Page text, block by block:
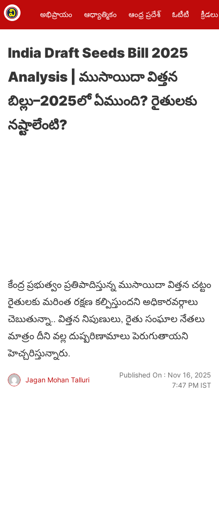
అభిప్రాయం ఆధ్యాత్మికం ఆంధ్ర ప్రదేశ్ ఓటీటీ క్రీడలు
India Draft Seeds Bill 2025
Analysis | ముసాయిదా విత్తన
బిల్లు–2025లో ఏముంది? రైతులకు
నష్టాలేంటి?
కేంద్ర ప్రభుత్వం ప్రతిపాదిస్తున్న ముసాయిదా విత్తన చట్టం
రైతులకు మరింత రక్షణ కల్పిస్తుందని అధికారవర్గాలు
చెబుతున్నా.. విత్తన నిపుణులు, రైతు సంఘాల నేతలు
మాత్రం దీని వల్ల దుష్పరిణామాలు పెరుగుతాయని
హెచ్చరిస్తున్నారు.
Jagan Mohan Talluri
Published On : Nov 16, 2025
7:47 PM IST